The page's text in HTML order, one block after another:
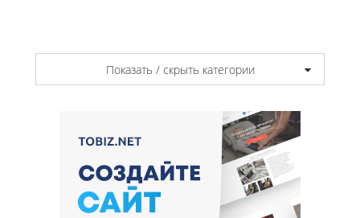
Показать / скрыть категории